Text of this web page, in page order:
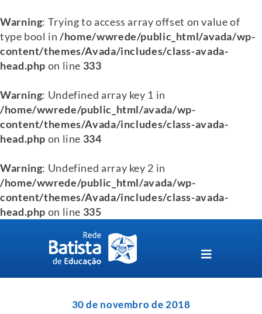
Warning: Trying to access array offset on value of
type bool in/home/wwrede/public_html/avada/wp-
content/themes/Avada/includes/class-avada-
head.php on line 333
Warning: Undefined array key 1 in
/home/wwrede/public_html/avada/wp-
content/themes/Avada/includes/class-avada-
head.php on line 334
Warning: Undefined array key 2 in
/home/wwrede/public_html/avada/wp-
content/themes/Avada/includes/class-avada-
head.php on line 335
Toggle
Navigation
30 de novembro de 2018